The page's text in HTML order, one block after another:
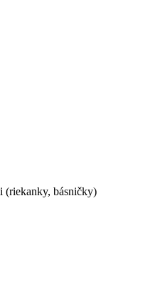
(riekanky, básničky)